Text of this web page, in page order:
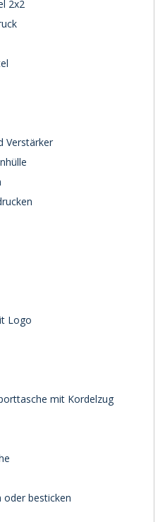
2x2
Verstärker
Logo
mit Kordelzug
oder besticken